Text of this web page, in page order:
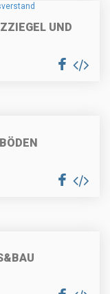
UND